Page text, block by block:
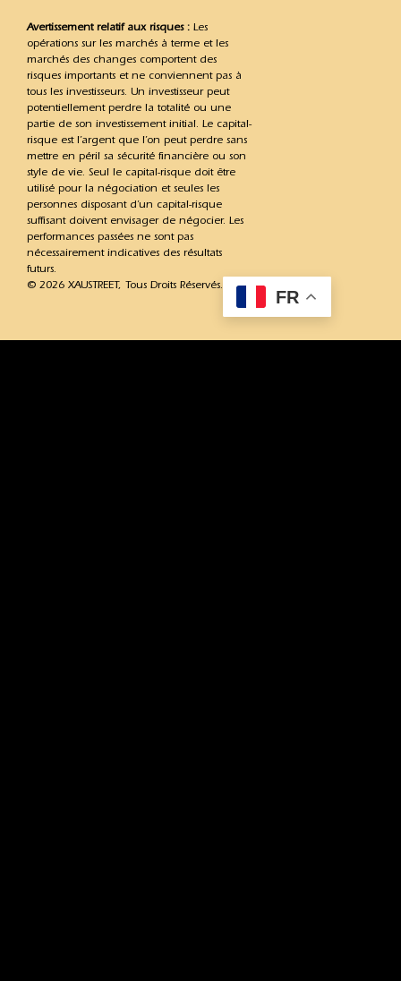
Avertissement relatif aux risques : Les
opérations sur les marchés à terme et les
marchés des changes comportent des
risques importants et ne conviennent pas à
tous les investisseurs. Un investisseur peut
potentiellement perdre la totalité ou une
partie de son investissement initial. Le capital-
risque est l’argent que l’on peut perdre sans
mettre en péril sa sécurité financière ou son
style de vie. Seul le capital-risque doit être
utilisé pour la négociation et seules les
personnes disposant d’un capital-risque
suffisant doivent envisager de négocier. Les
performances passées ne sont pas
nécessairement indicatives des résultats
futurs.
© 2026 XAUSTREET, Tous Droits Réservés.
FR